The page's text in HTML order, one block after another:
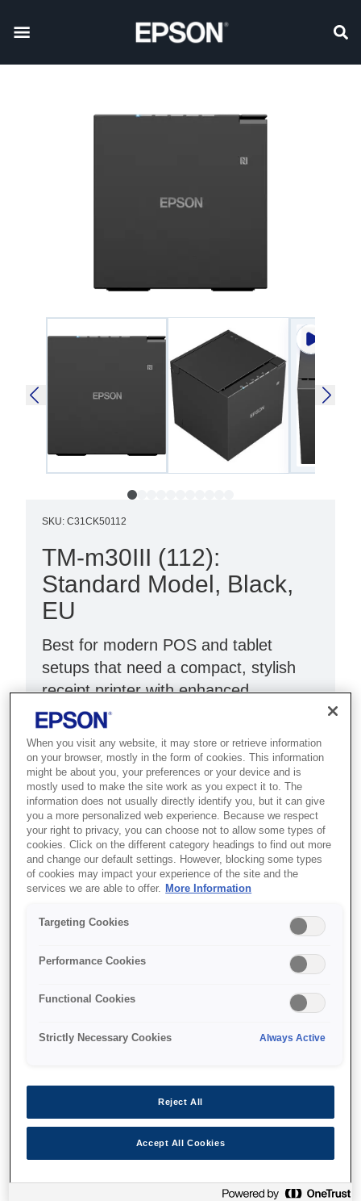
SKU: C31CK50112
TM-m30III (112):
Standard Model, Black,
EU
Best for modern POS and tablet
setups that need a compact, stylish
receipt printer with enhanced
connectivity.
Compact and stylish
Modern and feature rich
Improved connectivity
Stylish, all-new design
Ultra-compact, sleek, reliable and affordable
When you visit any website, it may store or retrieve information
on your browser, mostly in the form of cookies. This information
might be about you, your preferences or your device and is
mostly used to make the site work as you expect it to. The
information does not usually directly identify you, but it can give
you a more personalized web experience. Because we respect
your right to privacy, you can choose not to allow some types of
cookies. Click on the different category headings to find out more
and change our default settings. However, blocking some types
of cookies may impact your experience of the site and the
services we are able to offer.
More Information
Targeting Cookies
Performance Cookies
Functional Cookies
Strictly Necessary Cookies Always Active
Reject All
Accept All Cookies